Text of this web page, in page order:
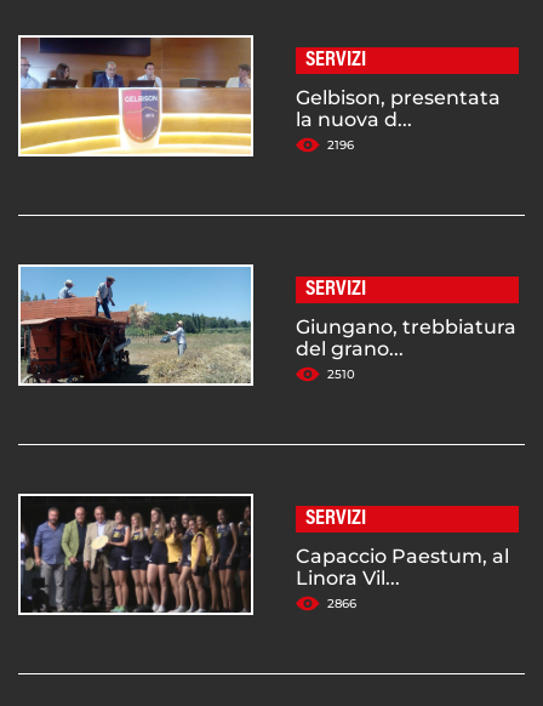
SERVIZI
Gelbison, presentata
la nuova d...
2196
SERVIZI
Giungano, trebbiatura
del grano...
2510
SERVIZI
Capaccio Paestum, al
Linora Vil...
2866